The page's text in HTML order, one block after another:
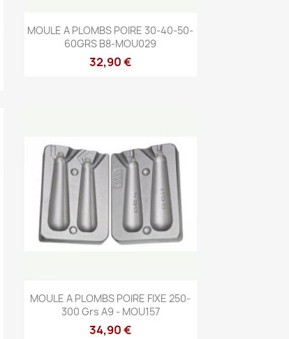
Aperçu rapide
MOULE A PLOMBS POIRE 30-40-50-
60GRS B8-MOU029
32,90 €
Aperçu rapide
MOULE A PLOMBS POIRE FIXE 250-
300 Grs A9 - MOU157
34,90 €